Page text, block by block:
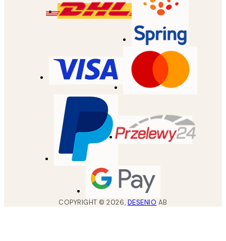
COPYRIGHT ©2026, DESENIO AB